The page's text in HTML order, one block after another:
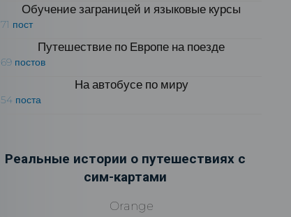
Обучение заграницей и языковые курсы
71 пост
Путешествие по Европе на поезде
69 постов
На автобусе по миру
54 поста
Реальные истории о путешествиях с
сим-картами
Orange